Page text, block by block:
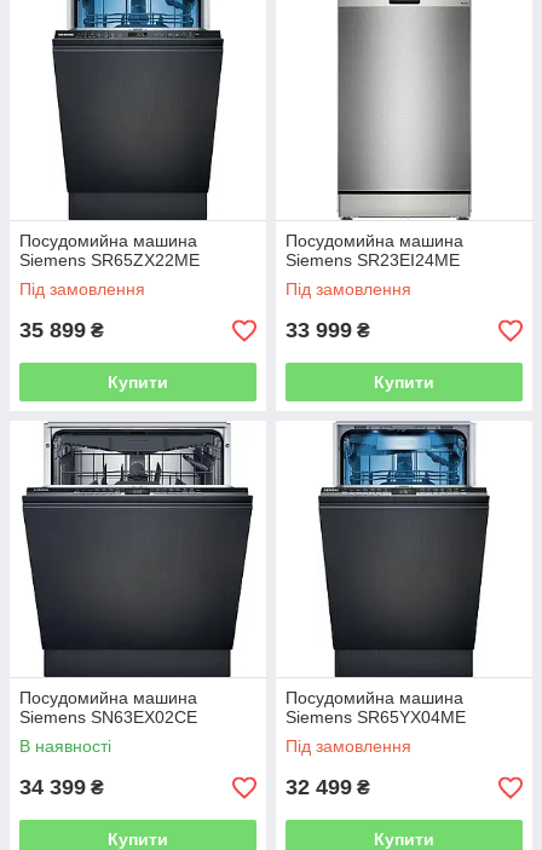
Посудомийна машина
Siemens SR65ZX22ME
Під замовлення
35 899 ₴
Купити
Посудомийна машина
Siemens SR23EI24ME
Під замовлення
33 999 ₴
Купити
Посудомийна машина
Siemens SN63EX02CE
В наявності
34 399 ₴
Купити
Посудомийна машина
Siemens SR65YX04ME
Під замовлення
32 499 ₴
Купити